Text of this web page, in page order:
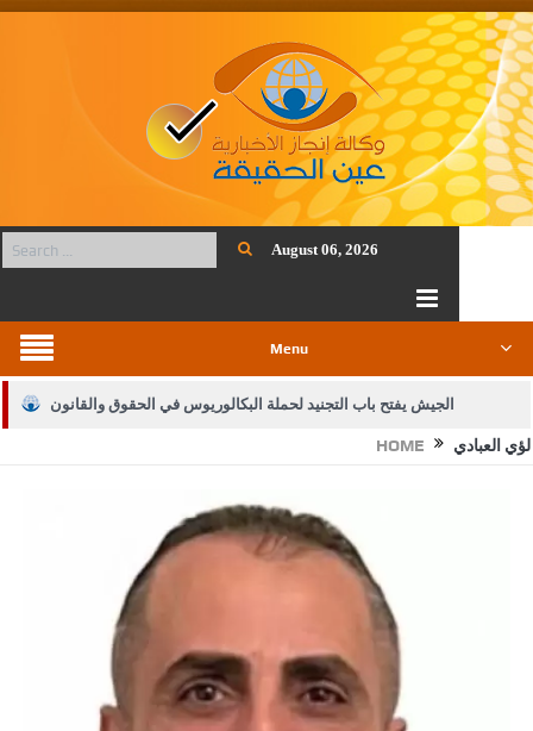
August 06, 2026
Menu
الجيش يفتح باب التجنيد لحملة البكالوريوس في الحقوق والقانون
بيان اجتماع عمّان:دعم الوصاية الهاشمية التاريخية على المقدسات
الأمن يتلف 16 مليون حبة كبتاجون و1480 كغم مواد مخدرة
النواب يقر مشروع تعديل قانون الملكية العقارية
القاضي يلتقي رؤساء تحرير الصحف اليومية ويؤكد حرص مجلس النواب
على شراكة فاعلة مع الإعلام
دعوة المكلفين بخدمة العلم (الدفعة الثالثة) إلى مراجعة منصة خدمة
HOME لؤي العبادي